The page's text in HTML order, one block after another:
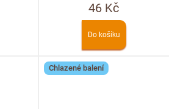
46 Kč
Do košíku
Chlazené balení